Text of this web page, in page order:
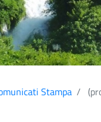
Stampa